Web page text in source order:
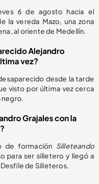
6 de agosto hacia el
la vereda Mazo, una zona
al oriente de Medellín.
Alejandro
vez?
desde la tarde
visto por última vez cerca
negro.
Grajales con la
de formación Silleteando
para ser silletero y llegó a
de Silleteros.